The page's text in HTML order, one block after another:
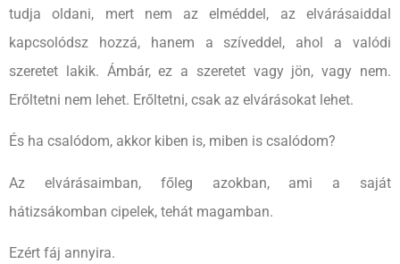
tudja oldani, mert nem az elméddel, az elvárásaiddal
kapcsolódsz hozzá, hanem a szíveddel, ahol a valódi
szeretet lakik. Ámbár, ez a szeretet vagy jön, vagy nem.
Erőltetni nem lehet. Erőltetni, csak az elvárásokat lehet.
És ha csalódom, akkor kiben is, miben is csalódom?
Az elvárásaimban, főleg azokban, ami a saját
hátizsákomban cipelek, tehát magamban.
Ezért fáj annyira.